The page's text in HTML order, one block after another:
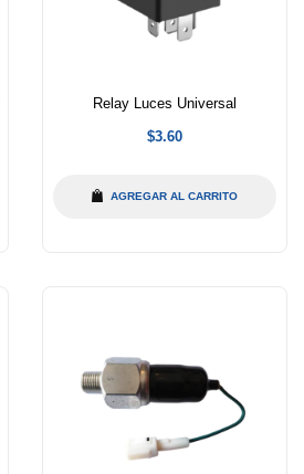
Relay Luces Universal
Precio
$3.60
AGREGAR AL CARRITO